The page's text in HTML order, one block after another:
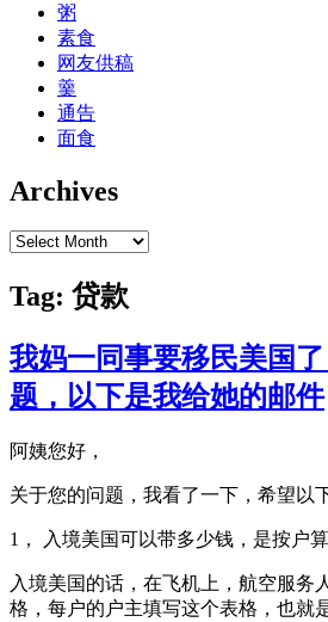
粥
素食
网友供稿
羹
通告
面食
Archives
Archives
Tag: 贷款
我妈一同事要移民美国
题，以下是我给她的邮件
阿姨您好，
关于您的问题，我看了一下，希望以
1， 入境美国可以带多少钱，是按户
入境美国的话，在飞机上，航空服务
格，每户的户主填写这个表格，也就